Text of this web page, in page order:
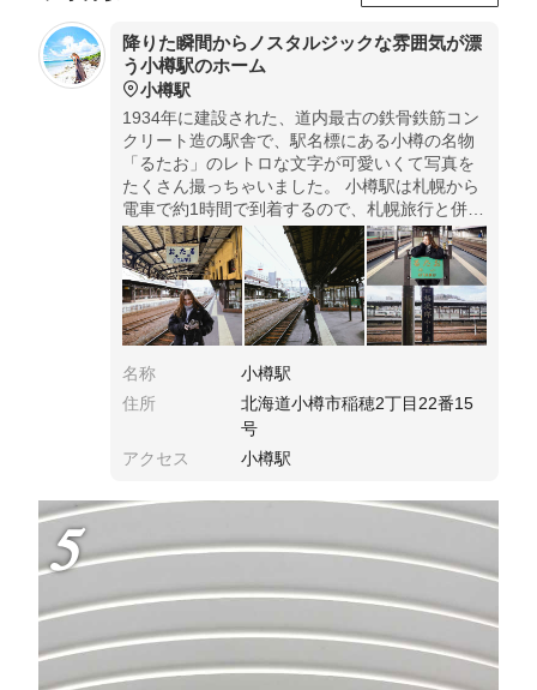
降りた瞬間からノスタルジックな雰囲気が漂
う小樽駅のホーム
小樽駅
1934年に建設された、道内最古の鉄骨鉄筋コン
クリート造の駅舎で、駅名標にある小樽の名物
「るたお」のレトロな文字が可愛いくて写真を
たくさん撮っちゃいました。 小樽駅は札幌から
電車で約1時間で到着するので、札幌旅行と併せ
てスケジュールを組むと楽しめます😊 個人的に
は、札幌の街並みより小樽のレトロな雰囲気が
好き。
名称
小樽駅
住所
北海道小樽市稲穂2丁目22番15
号
アクセス
小樽駅
5